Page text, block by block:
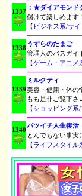
1337
：★ダイアモンド
儲けて楽しめます
【 ビジネス系/サ
1338
うずらのたまご
管理人のバスガイ
【ゲーム・アニメ
1339
ミルクティ
美容・健康・体の
もも是非ご覧下さ
【ショッピング系
1340
バツイチ人生復活
とんでもない事
【ライフスタイル